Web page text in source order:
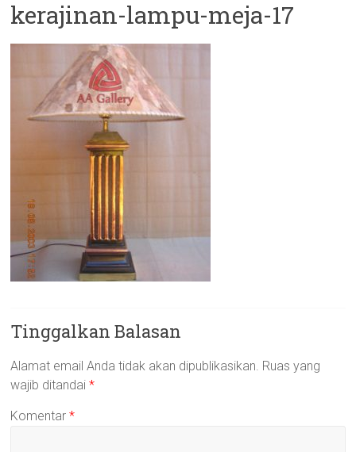
kerajinan-lampu-meja-17
Tinggalkan Balasan
Alamat email Anda tidak akan dipublikasikan. Ruas yang
wajib ditandai*
Komentar*